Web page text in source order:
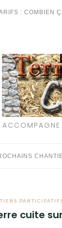
: COMBIEN
ACCOMPAGNE
cuite